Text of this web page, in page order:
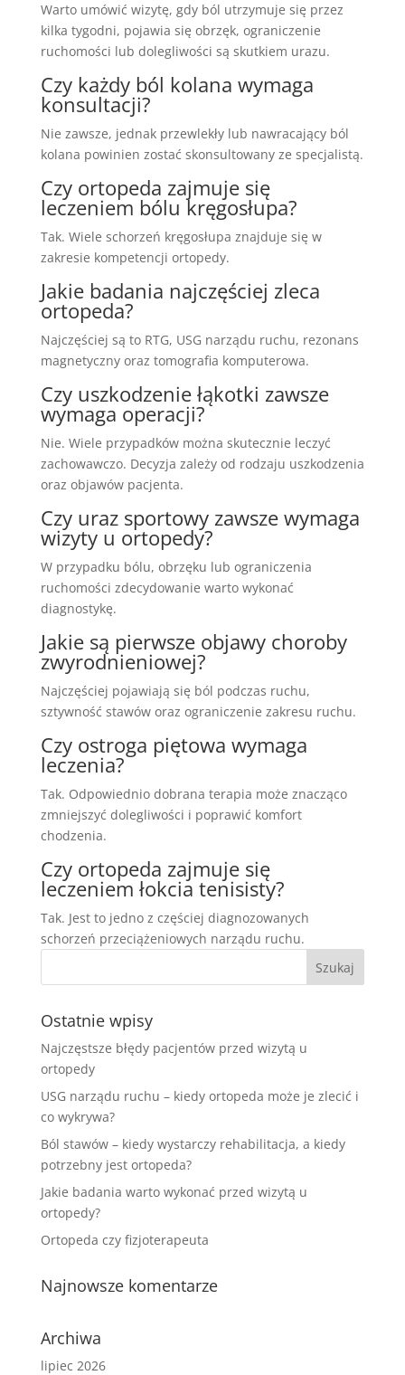
Warto umówić wizytę, gdy ból utrzymuje się przez
kilka tygodni, pojawia się obrzęk, ograniczenie
ruchomości lub dolegliwości są skutkiem urazu.
Czy każdy ból kolana wymaga
konsultacji?
Nie zawsze, jednak przewlekły lub nawracający ból
kolana powinien zostać skonsultowany ze specjalistą.
Czy ortopeda zajmuje się
leczeniem bólu kręgosłupa?
Tak. Wiele schorzeń kręgosłupa znajduje się w
zakresie kompetencji ortopedy.
Jakie badania najczęściej zleca
ortopeda?
Najczęściej są to RTG, USG narządu ruchu, rezonans
magnetyczny oraz tomografia komputerowa.
Czy uszkodzenie łąkotki zawsze
wymaga operacji?
Nie. Wiele przypadków można skutecznie leczyć
zachowawczo. Decyzja zależy od rodzaju uszkodzenia
oraz objawów pacjenta.
Czy uraz sportowy zawsze wymaga
wizyty u ortopedy?
W przypadku bólu, obrzęku lub ograniczenia
ruchomości zdecydowanie warto wykonać
diagnostykę.
Jakie są pierwsze objawy choroby
zwyrodnieniowej?
Najczęściej pojawiają się ból podczas ruchu,
sztywność stawów oraz ograniczenie zakresu ruchu.
Czy ostroga piętowa wymaga
leczenia?
Tak. Odpowiednio dobrana terapia może znacząco
zmniejszyć dolegliwości i poprawić komfort
chodzenia.
Czy ortopeda zajmuje się
leczeniem łokcia tenisisty?
Tak. Jest to jedno z częściej diagnozowanych
schorzeń przeciążeniowych narządu ruchu.
Ostatnie wpisy
Najczęstsze błędy pacjentów przed wizytą u
ortopedy
USG narządu ruchu – kiedy ortopeda może je zlecić i
co wykrywa?
Ból stawów – kiedy wystarczy rehabilitacja, a kiedy
potrzebny jest ortopeda?
Jakie badania warto wykonać przed wizytą u
ortopedy?
Ortopeda czy fizjoterapeuta
Najnowsze komentarze
Archiwa
lipiec 2026